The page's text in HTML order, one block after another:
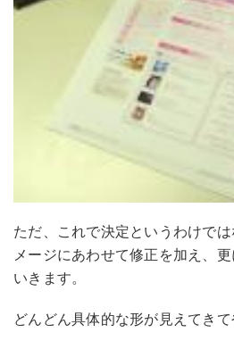
ただ、これで決定というわけで
メージにあわせて修正を加え、
いきます。
どんどん具体的な形が見えてきて